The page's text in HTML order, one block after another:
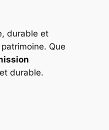
durable et
Que
durable.